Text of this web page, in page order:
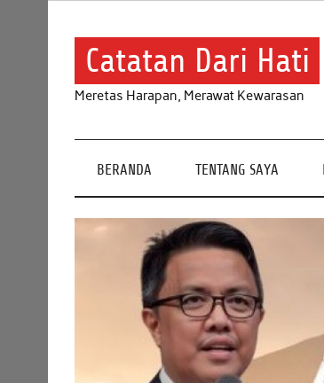
Catatan Dari Hati
Meretas Harapan, Merawat Kewarasan
BERANDA TENTANG SAYA